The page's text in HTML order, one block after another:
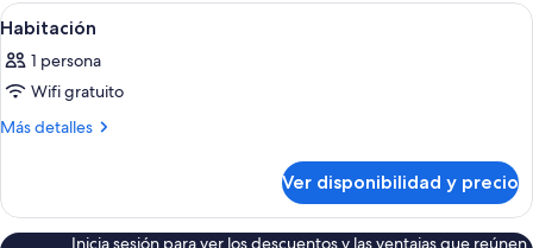
habitaciones
Ver
todas
las
fotos
de
Habitación de hotel con cama,
9
Habitación
1 persona
Wifi gratuito
Más detalles
Más
Ver disponibilidad y precio
Inicia sesión para ver los descuentos y las ventajas que reúnen